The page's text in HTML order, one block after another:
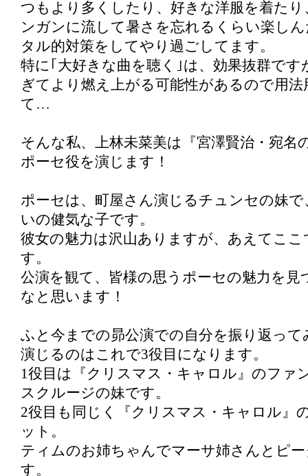
つもより多くしたり、好きな洋服を着た
ンガンに流して暑さを忘れるくらい楽し
タル的対策をしてやり過ごしてます。
特に｢大好きな曲を聴く｣は、効果抜群です
ぎてより燃え上がる可能性があるので用
て…
そんな私、上林未菜美は『宮澤賢治・宛名
ポーセ役を演じます！
ポーセは、町屋さん演じるチュンセの妹
いの健気な子です。
彼女の魅力は沢山ありますが、あえてこ
す。
公演を観て、皆様の思うポーセの魅力を見
なと思います！
ふと今までの昴公演での自分を振り返っ
演じるのはこれで3役目になります。
1役目は『クリスマス・キャロル』のファ
スクルージの妹です。
2役目も同じく『クリスマス・キャロル』
ット。
ティムのお姉ちゃんでマーサ姉さんとピ
す。